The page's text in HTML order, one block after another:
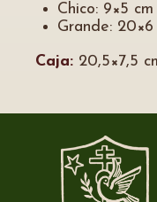
Chico: 9×5 cm
Grande: 20×6
Caja: 20,5×7,5